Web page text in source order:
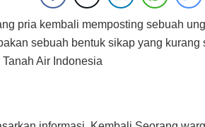
pria kembali memposting sebuah
sebuah bentuk sikap yang
Tanah Air Indonesia